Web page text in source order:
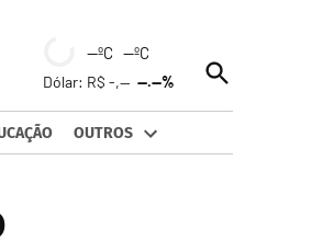
--ºC --ºC
Dólar: R$ -,----.--%
Open
Search
OUTROS